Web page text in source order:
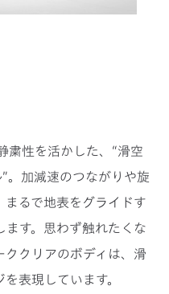
粛性を活かした、“滑空
。加減速のつながりや旋
まるで地表をグライドす
ます。思わず触れたくな
ククリアのボディは、滑
表現しています。